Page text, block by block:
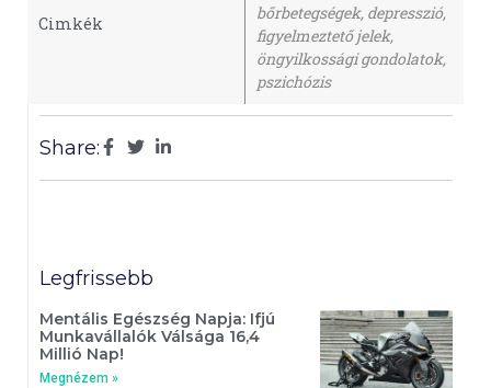
Cimkék
bőrbetegségek, depresszió,
figyelmeztető jelek,
öngyilkossági gondolatok,
pszichózis
Share:
Legfrissebb
Mentális Egészség Napja: Ifjú
Munkavállalók Válsága 16,4
Millió Nap!
Megnézem »